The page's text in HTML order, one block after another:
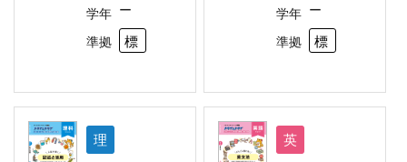
学年 ー
準拠
標準
学年 ー
準拠
標